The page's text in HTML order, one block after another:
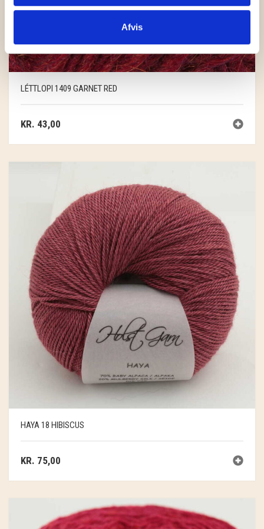
Afvis
LÉTTLOPI 1409 GARNET RED
KR. 43,00
HAYA 18 HIBISCUS
KR. 75,00